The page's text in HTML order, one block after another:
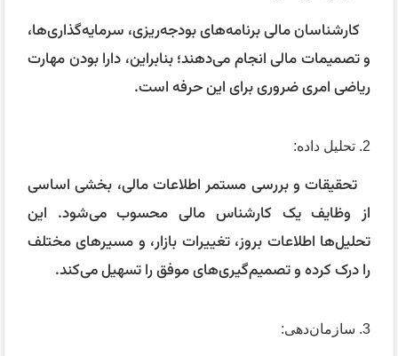
کارشناسان مالی برنامه‌های بودجه‌ریزی، سرمایه‌گذاری‌ها،
و تصمیمات مالی انجام می‌دهند؛ بنابراین، دارا بودن مهارت
ریاضی امری ضروری برای این حرفه است.
2. تحلیل داده:
تحقیقات و بررسی مستمر اطلاعات مالی، بخشی اساسی
از وظایف یک کارشناس مالی محسوب می‌شود. این
تحلیل‌ها اطلاعات بروز، تغییرات بازار، و مسیرهای مختلف
را درک کرده و تصمیم‌گیری‌های موفق را تسهیل می‌کند.
3. سازمان‌دهی: